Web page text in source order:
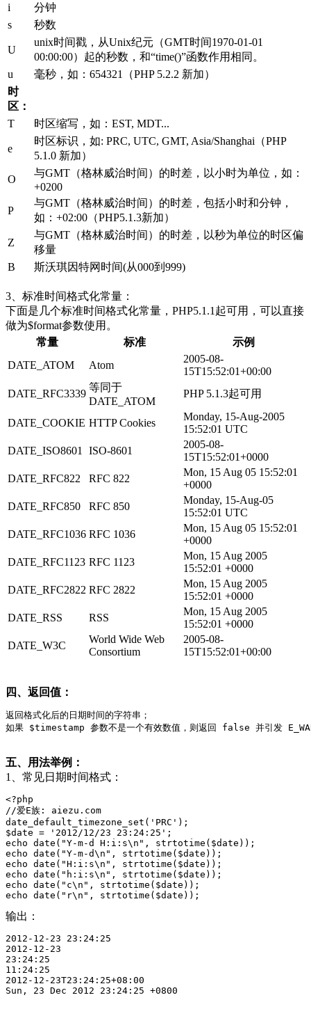
i
分钟
s
秒数
U
unix时间戳，从Unix纪元（GMT时间1970-01-01
00:00:00）起的秒数，和“time()”函数作用相同。
u
毫秒，如：654321（PHP 5.2.2 新加）
时
区：
T
时区缩写，如：EST, MDT...
e
时区标识，如: PRC, UTC, GMT, Asia/Shanghai（PHP
5.1.0 新加）
O
与GMT（格林威治时间）的时差，以小时为单位，如：
+0200
P
与GMT（格林威治时间）的时差，包括小时和分钟，
如：+02:00（PHP5.1.3新加）
Z
与GMT（格林威治时间）的时差，以秒为单位的时区偏
移量
B
斯沃琪因特网时间(从000到999)
3、标准时间格式化常量：
下面是几个标准时间格式化常量，PHP5.1.1起可用，可以直接
做为$format参数使用。
常量
标准
示例
DATE_ATOM
Atom
2005-08-
15T15:52:01+00:00
DATE_RFC3339
等同于
DATE_ATOM
PHP 5.1.3起可用
DATE_COOKIE HTTP Cookies
Monday, 15-Aug-2005
15:52:01 UTC
DATE_ISO8601
ISO-8601
2005-08-
15T15:52:01+0000
DATE_RFC822
RFC 822
Mon, 15 Aug 05 15:52:01
+0000
DATE_RFC850
RFC 850
Monday, 15-Aug-05
15:52:01 UTC
DATE_RFC1036 RFC 1036
Mon, 15 Aug 05 15:52:01
+0000
DATE_RFC1123 RFC 1123
Mon, 15 Aug 2005
15:52:01 +0000
DATE_RFC2822 RFC 2822
Mon, 15 Aug 2005
15:52:01 +0000
DATE_RSS
RSS
Mon, 15 Aug 2005
15:52:01 +0000
DATE_W3C
World Wide Web
Consortium
2005-08-
15T15:52:01+00:00
四、返回值：
返回格式化后的日期时间的字符串；
如果 $timestamp 参数不是一个有效数值，则返回 false 并引发
五、用法举例：
1、常见日期时间格式：
<?php
//爱E族: aiezu.com
date_default_timezone_set('PRC');
$date = '2012/12/23 23:24:25';
echo date("Y-m-d H:i:s\n", strtotime($date));
echo date("Y-m-d\n", strtotime($date));
echo date("H:i:s\n", strtotime($date));
echo date("h:i:s\n", strtotime($date));
echo date("c\n", strtotime($date));
echo date("r\n", strtotime($date));
输出：
2012-12-23 23:24:25
2012-12-23
23:24:25
11:24:25
2012-12-23T23:24:25+08:00
Sun, 23 Dec 2012 23:24:25 +0800